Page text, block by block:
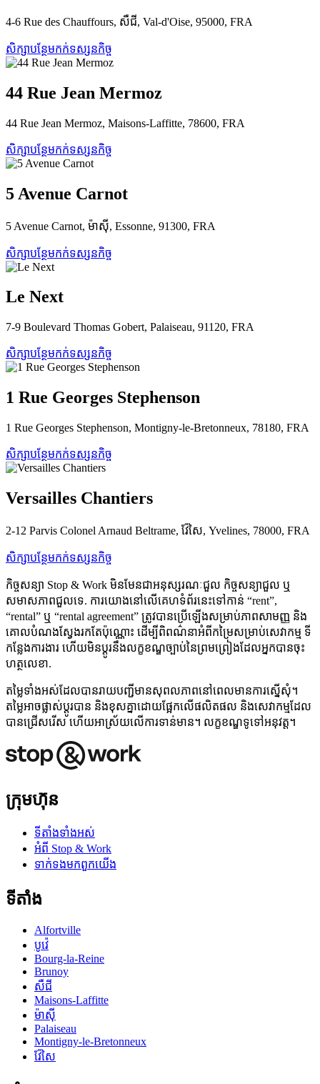
4-6 Rue des Chauffours, សឺជី, Val-d'Oise, 95000, FRA
សិក្សាបន្ថែមកក់ទស្សនកិច្ច
44 Rue Jean Mermoz
44 Rue Jean Mermoz, Maisons-Laffitte, 78600, FRA
សិក្សាបន្ថែមកក់ទស្សនកិច្ច
5 Avenue Carnot
5 Avenue Carnot, ម៉ាស៊ី, Essonne, 91300, FRA
សិក្សាបន្ថែមកក់ទស្សនកិច្ច
Le Next
7-9 Boulevard Thomas Gobert, Palaiseau, 91120, FRA
សិក្សាបន្ថែមកក់ទស្សនកិច្ច
1 Rue Georges Stephenson
1 Rue Georges Stephenson, Montigny-le-Bretonneux, 78180, FRA
សិក្សាបន្ថែមកក់ទស្សនកិច្ច
Versailles Chantiers
2-12 Parvis Colonel Arnaud Beltrame, វ៉ែសៃ, Yvelines, 78000, FRA
សិក្សាបន្ថែមកក់ទស្សនកិច្ច
កិច្ចសន្យា Stop & Work មិនមែនជាអនុស្សរណៈជួល កិច្ចសន្យាជួល ឬ
សមាសភាពជួលទេ. ការយោងនៅលើគេហទំព័រនេះទៅកាន់ “rent”,
“rental” ឬ “rental agreement” ត្រូវបានប្រើឡើងសម្រាប់ភាពសាមញ្ញ និង
គោលបំណងស្វែងរកតែប៉ុណ្ណោះ ដើម្បីពិពណ៌នាអំពីកម្រៃសម្រាប់សេវាកម្ម ទី
កន្លែងការងារ ហើយមិនប្ដូរនឹងលក្ខខណ្ឌច្បាប់នៃព្រមព្រៀងដែលអ្នកបានចុះ
ហត្ថលេខា.
តម្លៃទាំងអស់ដែលបានរាយបញ្ជីមានសុពលភាពនៅពេលមានការស្នើសុំ។
តម្លៃអាចផ្លាស់ប្តូរបាន និងខុសគ្នាដោយផ្អែកលើផលិតផល និងសេវាកម្មដែល
បានជ្រើសរើស ហើយអាស្រ័យលើការទាន់មាន។ លក្ខខណ្ឌទូទៅអនុវត្ត។
ក្រុមហ៊ុន
ទីតាំងទាំងអស់
អំពី Stop & Work
ទាក់ទងមកពួកយើង
ទីតាំង
Alfortville
បូវ៉េ
Bourg-la-Reine
Brunoy
សឺជី
Maisons-Laffitte
ម៉ាស៊ី
Palaiseau
Montigny-le-Bretonneux
វ៉ែសៃ